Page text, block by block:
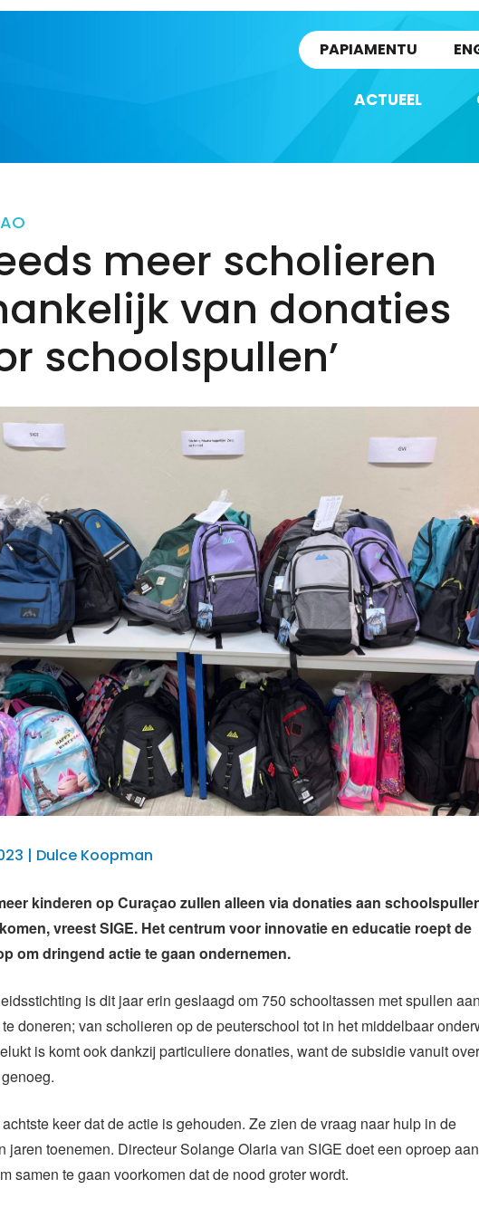
PAPIAMENTU
ACTUEEL
meer scholieren
van donaties
schoolspullen’
| Dulce Koopman
kinderen op Curaçao zullen alleen via donaties aan
vreestSIGE. Het centrum voor innovatie en educatie roept de
om dringend actie te gaan ondernemen.
is dit jaar erin geslaagd om 750 schooltassen met spullen aan
doneren; van scholieren op de peuterschool tot in het middelbaar
is komt ook dankzij particuliere donaties, want de subsidie vanuit
keer dat de actie is gehouden. Ze zien de vraag naar hulp in de
jaren toenemen. Directeur Solange Olaria van SIGE doet een oproep
samen te gaan voorkomen dat de nood groter wordt.